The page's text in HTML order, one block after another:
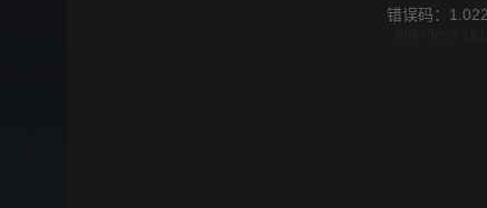
错误码：